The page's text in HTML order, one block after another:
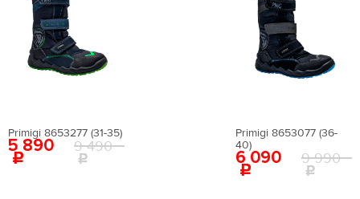
NEW
Primigi 8653277 (31-35)
5 890 9 490
NEW
Primigi 8653077 (36-
40)
6 090 9 990